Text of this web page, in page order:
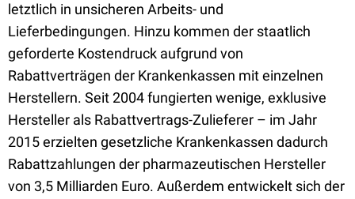
letztlich in unsicheren Arbeits- und
Lieferbedingungen. Hinzu kommen der staatlich
geforderte Kostendruck aufgrund von
Rabattverträgen der Krankenkassen mit einzelnen
Herstellern. Seit 2004 fungierten wenige, exklusive
Hersteller als Rabattvertrags-Zulieferer – im Jahr
2015 erzielten gesetzliche Krankenkassen dadurch
Rabattzahlungen der pharmazeutischen Hersteller
von 3,5 Milliarden Euro. Außerdem entwickelt sich der